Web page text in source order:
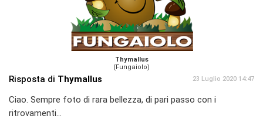
Thymallus
(Fungaiolo)
Risposta di Thymallus 23 Luglio 2020 14:47
Ciao. Sempre foto di rara bellezza, di pari passo con i
ritrovamenti...